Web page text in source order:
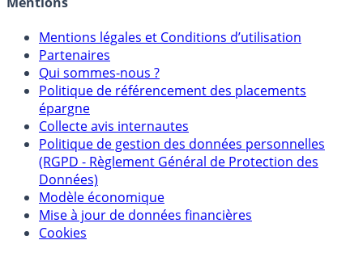
Mentions légales et Conditions d’utilisation
Partenaires
Qui sommes-nous ?
Politique de référencement des placements
épargne
Collecte avis internautes
Politique de gestion des données personnelles
(RGPD - Règlement Général de Protection des
Données)
Modèle économique
Mise à jour de données financières